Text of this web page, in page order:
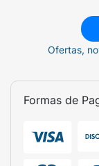
Ofertas,
Formas de